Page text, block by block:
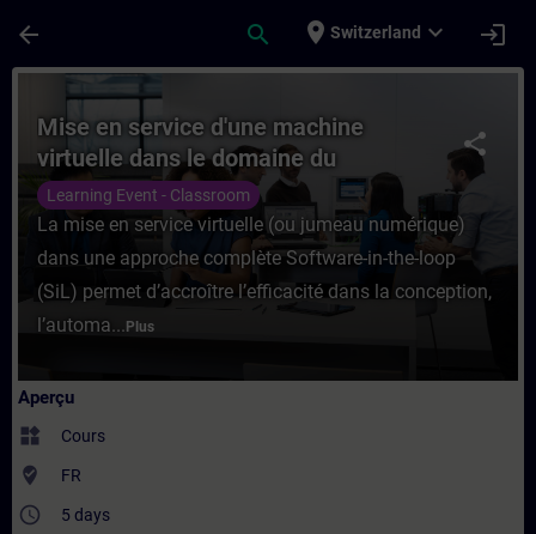
arrow_back search place Switzerland expand_more login
Cours - Mise en service d'une machine
share
Mise en service d'une machine
virtuelle dans le domaine du
manufacturier (PLCSIM Advanced,
Simit, NX MCD)
Learning Event - Classroom
La mise en service virtuelle (ou jumeau numérique)
dans une approche complète Software-in-the-loop
(SiL) permet d’accroître l’efficacité dans la conception,
l’automa... Plus
Aperçu
widgets Cours
where_to_vote FR
access_time 5 days